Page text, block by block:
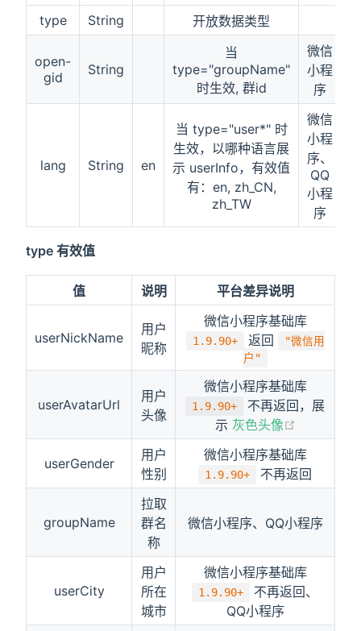
type
String 开放数据类型
open-
gid
String
当
type="groupName"
时生效, 群id
微信
小程
序
lang String en
当 type="user*" 时
生效，以哪种语言展
示 userInfo，有效值
有：en, zh_CN,
zh_TW
微信
小程
序、
QQ
小程
序
type 有效值
值 说明 平台差异说明
userNickName
用户
昵称
微信小程序基础库
1.9.90+ 返回
"微信用
户"
userAvatarUrl
用户
头像
微信小程序基础库
1.9.90+
不再返回，展
示 灰色头像
userGender
用户
性别
微信小程序基础库
1.9.90+ 不再返回
groupName
拉取
群名
称
微信小程序、QQ小程序
userCity
用户
所在
城市
微信小程序基础库
1.9.90+
不再返回、
QQ小程序